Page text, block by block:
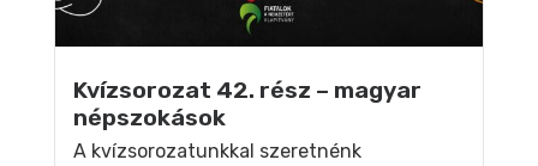
Kvízsorozat 42. rész – magyar
népszokások
A kvízsorozatunkkal szeretnénk